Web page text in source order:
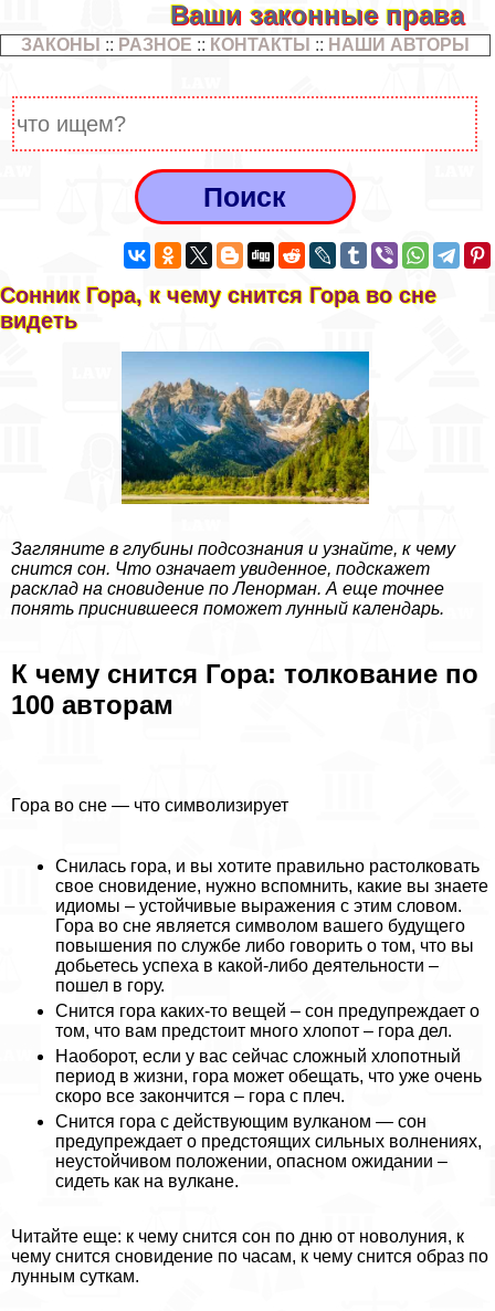
Ваши законные права
ЗАКОНЫ :: РАЗНОЕ :: КОНТАКТЫ :: НАШИ АВТОРЫ
Сонник Гора, к чему снится Гора во сне
видеть
Загляните в глубины подсознания и узнайте, к чему
снится сон. Что означает увиденное, подскажет
расклад на сновидение по Ленорман. А еще точнее
понять приснившееся поможет лунный календарь.
К чему снится Гора: толкование по
100 авторам
Гора во сне — что символизирует
Снилась гора, и вы хотите правильно растолковать
свое сновидение, нужно вспомнить, какие вы знаете
идиомы – устойчивые выражения с этим словом.
Гора во сне является символом вашего будущего
повышения по службе либо говорить о том, что вы
добьетесь успеха в какой-либо деятельности –
пошел в гору.
Снится гора каких-то вещей – сон предупреждает о
том, что вам предстоит много хлопот – гора дел.
Наоборот, если у вас сейчас сложный хлопотный
период в жизни, гора может обещать, что уже очень
скоро все закончится – гора с плеч.
Снится гора с действующим вулканом — сон
предупреждает о предстоящих сильных волнениях,
неустойчивом положении, опасном ожидании –
сидеть как на вулкане.
Читайте еще: к чему снится сон по дню от новолуния, к
чему снится сновидение по часам, к чему снится образ по
лунным суткам.